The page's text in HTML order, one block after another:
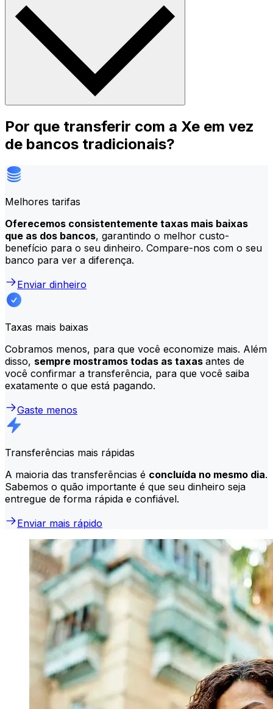
Por que transferir com a Xe em vez
de bancos tradicionais?
Melhores tarifas
Oferecemos consistentemente taxas mais baixas
que as dos bancos, garantindo o melhor custo-
benefício para o seu dinheiro. Compare-nos com o seu
banco para ver a diferença.
Enviar dinheiro
Taxas mais baixas
Cobramos menos, para que você economize mais. Além
disso, sempre mostramos todas as taxas antes de
você confirmar a transferência, para que você saiba
exatamente o que está pagando.
Gaste menos
Transferências mais rápidas
A maioria das transferências é concluída no mesmo dia.
Sabemos o quão importante é que seu dinheiro seja
entregue de forma rápida e confiável.
Enviar mais rápido